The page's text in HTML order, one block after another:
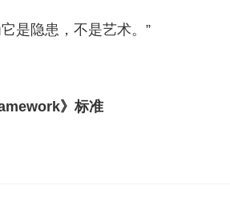
是隐患，不是艺术。”
》标准